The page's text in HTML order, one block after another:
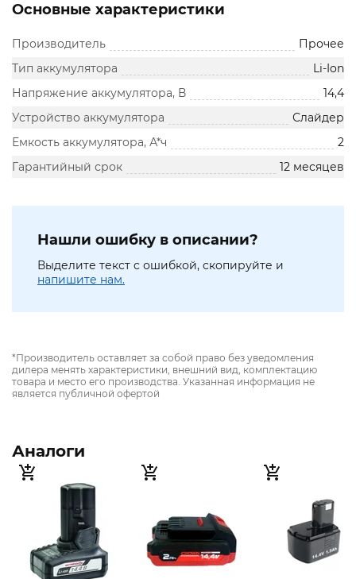
Основные характеристики
Производитель
Прочее
Тип аккумулятора
Li-Ion
Напряжение аккумулятора, В
14,4
Устройство аккумулятора
Слайдер
Емкость аккумулятора, А*ч
2
Гарантийный срок
12 месяцев
Нашли ошибку в описании?
Выделите текст с ошибкой, скопируйте и
напишите нам.
*Производитель оставляет за собой право без уведомления
дилера менять характеристики, внешний вид, комплектацию
товара и место его производства. Указанная информация не
является публичной офертой
Аналоги